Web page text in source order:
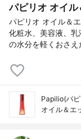
パピリオ オイル
パピリオ オイル＆
化粧水、美容液、
の水分を軽くおさ
Papilio(パ
オイル＆エ